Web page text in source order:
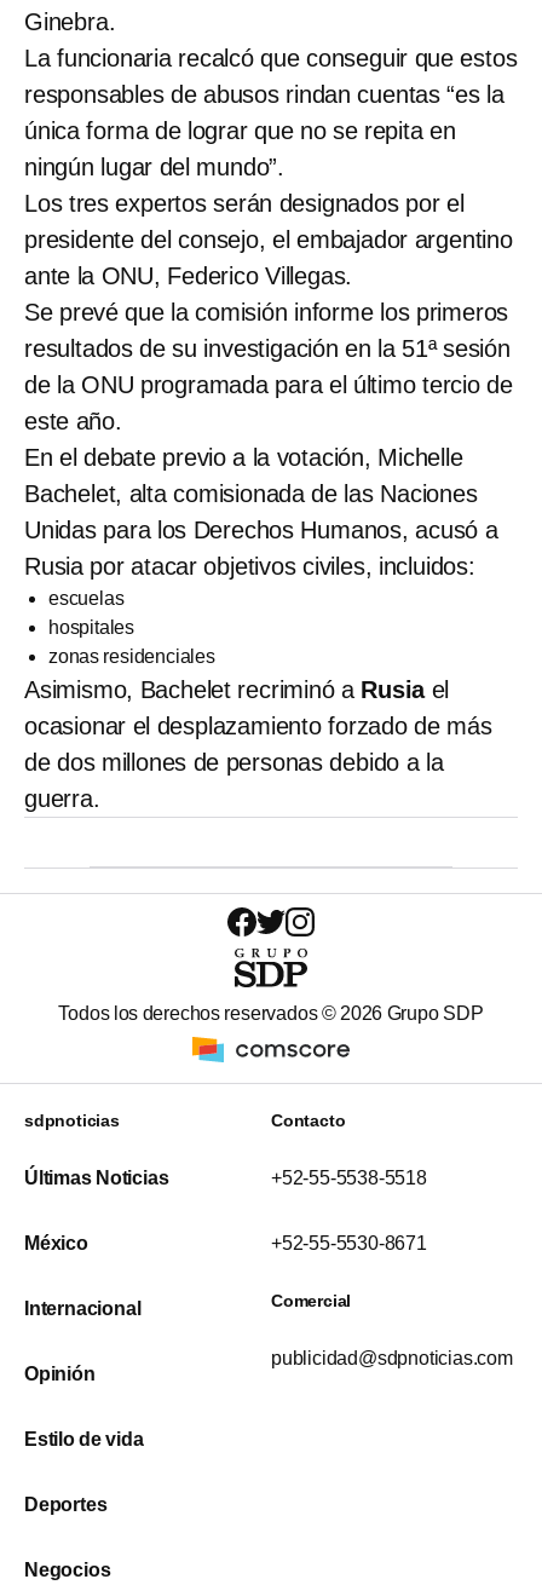
Ginebra.
La funcionaria recalcó que conseguir que estos
responsables de abusos rindan cuentas “es la
única forma de lograr que no se repita en
ningún lugar del mundo”.
Los tres expertos serán designados por el
presidente del consejo, el embajador argentino
ante la ONU, Federico Villegas.
Se prevé que la comisión informe los primeros
resultados de su investigación en la 51ª sesión
de la ONU programada para el último tercio de
este año.
En el debate previo a la votación, Michelle
Bachelet, alta comisionada de las Naciones
Unidas para los Derechos Humanos, acusó a
Rusia por atacar objetivos civiles, incluidos:
escuelas
hospitales
zonas residenciales
Asimismo, Bachelet recriminó a Rusiael
ocasionar el desplazamiento forzado de más
de dos millones de personas debido a la
guerra.
Todos los derechos reservados © 2026 Grupo SDP
sdpnoticias
Últimas Noticias
México
Internacional
Opinión
Estilo de vida
Deportes
Negocios
Contacto
+52-55-5538-5518
+52-55-5530-8671
Comercial
publicidad@sdpnoticias.com